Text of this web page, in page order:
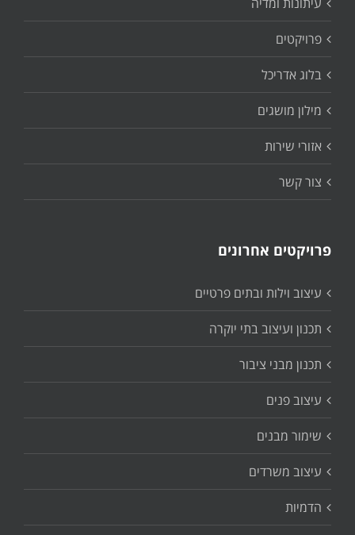
עיתונות ומדיה
פרויקטים
בלוג אדריכל
מילון מושגים
אזורי שירות
צור קשר
פרויקטים אחרונים
עיצוב וילות ובתים פרטיים
תכנון ועיצוב בתי יוקרה
תכנון מבני ציבור
עיצוב פנים
שימור מבנים
עיצוב משרדים
הדמיות